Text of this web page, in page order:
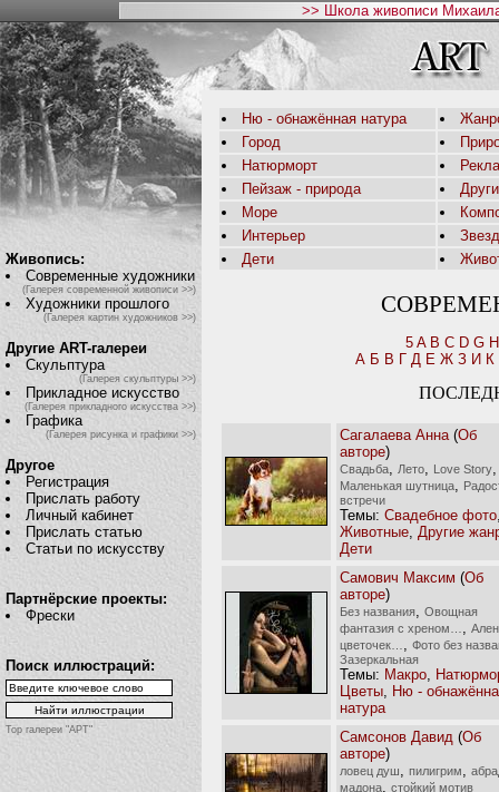
>> Школа живописи
Живопись:
Современные художники
(Галерея современной живописи >>)
Художники прошлого
(Галерея картин художников >>)
Другие ART-галереи
Скульптура
(Галерея скульптуры >>)
Прикладное искусство
(Галерея прикладного искусства >>)
Графика
(Галерея рисунка и графики >>)
Другое
Регистрация
Прислать работу
Личный кабинет
Прислать статью
Статьи по искусству
Партнёрские проекты:
Фрески
Поиск иллюстраций:
Top галереи "АРТ"
Ню - обнажённая натура
Город
Натюрморт
Пейзаж - природа
Море
Интерьер
Дети
5 A B C D G H
А Б В Г Д Е Ж З И К
Сагалаева Анна (Об
авторе)
Свадьба Лето Love Story
Маленькая шутница
встречи
Темы: Свадебное фото
Животные Другие
Дети
Самович Максим (Об
авторе)
Без названия
Овощная
фантазия с хреном…
цветочек…
Фото без
Зазеркальная
Темы: Макро
Цветы
Ню -
натура
Самсонов Давид (Об
авторе)
ловец душ пилигрим
мадона
стойкий мотив